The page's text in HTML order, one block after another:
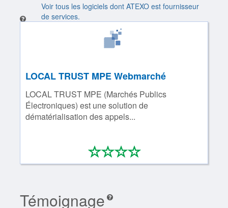
Voir tous les logiciels dont ATEXO est fournisseur
de services.
LOCAL TRUST MPE Webmarché
LOCAL TRUST MPE (Marchés Publics
Électroniques) est une solution de
dématérialisation des appels...
****
0/4
Témoignage